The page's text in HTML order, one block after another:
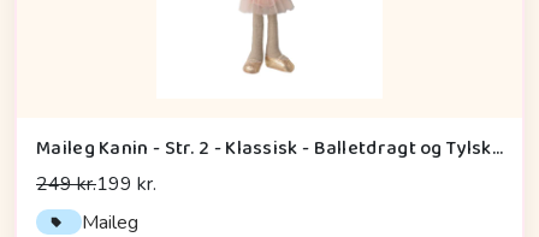
Maileg Kanin - Str. 2 - Klassisk - Balletdragt og Tylskørt - Rosa
249 kr.199 kr.
Maileg